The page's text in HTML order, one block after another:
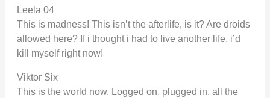
Leela 04
This is madness! This isn’t the afterlife, is it? Are droids
allowed here? If i thought i had to live another life, i’d
kill myself right now!
Viktor Six
This is the world now. Logged on, plugged in, all the